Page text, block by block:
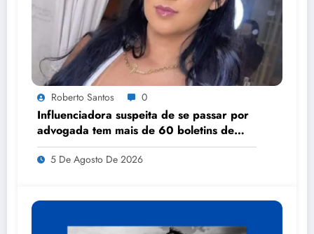
Roberto Santos 0
Influenciadora suspeita de se passar por
advogada tem mais de 60 boletins de
ocorrência por estelionato, injúria e
difamação em MT, diz delegado
5 De Agosto De 2026